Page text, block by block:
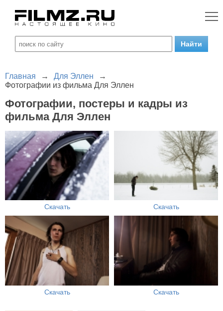
Главная → Для Эллен
→
Фотографии из фильма Для Эллен
Фотографии, постеры и кадры из
фильма Для Эллен
Скачать Скачать
Скачать Скачать